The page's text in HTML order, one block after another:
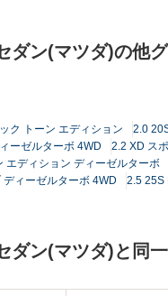
ダン(マツダ)の他
ク トーン エディション 2.0
ーゼルターボ 4WD
2.2 XD ス
エディション ディーゼルターボ
ィーゼルターボ 4WD
2.5 25S
ダン(マツダ)と同